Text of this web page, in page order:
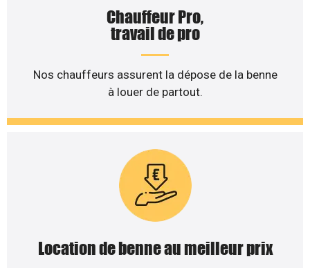
Chauffeur Pro,
travail de pro
Nos chauffeurs assurent la dépose de la benne
à louer de partout.
Location de benne au meilleur prix